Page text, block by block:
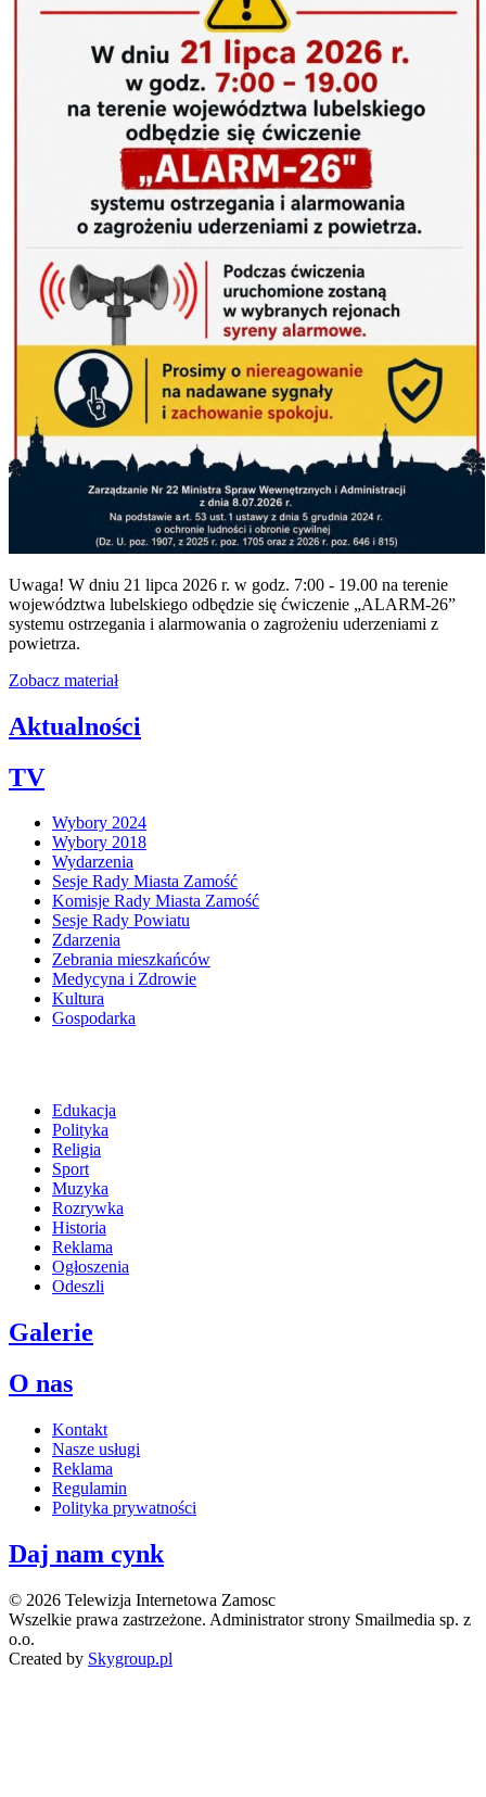
Uwaga! W dniu 21 lipca 2026 r. w godz. 7:00 - 19.00 na terenie
województwa lubelskiego odbędzie się ćwiczenie „ALARM-26”
systemu ostrzegania i alarmowania o zagrożeniu uderzeniami z
powietrza.
Zobacz materiał
Aktualności
TV
Wybory 2024
Wybory 2018
Wydarzenia
Sesje Rady Miasta Zamość
Komisje Rady Miasta Zamość
Sesje Rady Powiatu
Zdarzenia
Zebrania mieszkańców
Medycyna i Zdrowie
Kultura
Gospodarka
Edukacja
Polityka
Religia
Sport
Muzyka
Rozrywka
Historia
Reklama
Ogłoszenia
Odeszli
Galerie
O nas
Kontakt
Nasze usługi
Reklama
Regulamin
Polityka prywatności
Daj nam cynk
© 2026 Telewizja Internetowa Zamosc
Wszelkie prawa zastrzeżone. Administrator strony Smailmedia sp. z
o.o.
Created by Skygroup.pl